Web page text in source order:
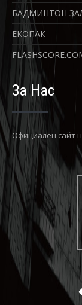
БАДМИНТОН
ЕКОПАК
За Нас
Официaлен сайт